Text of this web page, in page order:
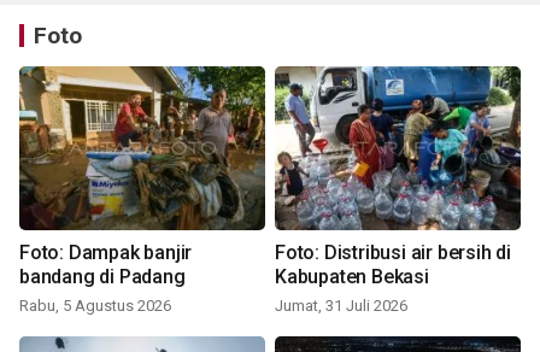
Foto
Foto: Dampak banjir
bandang di Padang
Rabu, 5 Agustus 2026
Foto: Distribusi air bersih di
Kabupaten Bekasi
Jumat, 31 Juli 2026